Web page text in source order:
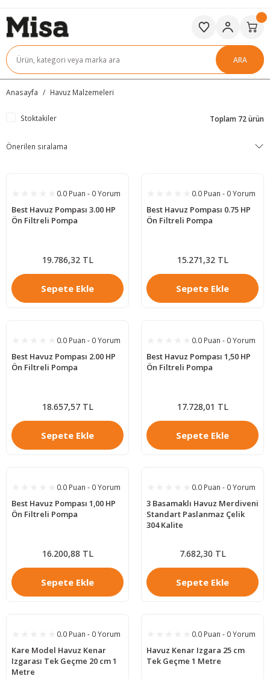
ARA
Anasayfa Havuz Malzemeleri
Stoktakiler Toplam 72 ürün
0.0 Puan - 0 Yorum
Best Havuz Pompası 3.00 HP
Ön Filtreli Pompa
19.786,32 TL
Sepete Ekle
0.0 Puan - 0 Yorum
Best Havuz Pompası 0.75 HP
Ön Filtreli Pompa
15.271,32 TL
Sepete Ekle
0.0 Puan - 0 Yorum
Best Havuz Pompası 2.00 HP
Ön Filtreli Pompa
18.657,57 TL
Sepete Ekle
0.0 Puan - 0 Yorum
Best Havuz Pompası 1,50 HP
Ön Filtreli Pompa
17.728,01 TL
Sepete Ekle
0.0 Puan - 0 Yorum
Best Havuz Pompası 1,00 HP
Ön Filtreli Pompa
16.200,88 TL
Sepete Ekle
0.0 Puan - 0 Yorum
3 Basamaklı Havuz Merdiveni
Standart Paslanmaz Çelik
304 Kalite
7.682,30 TL
Sepete Ekle
0.0 Puan - 0 Yorum
Kare Model Havuz Kenar
Izgarası Tek Geçme 20 cm 1
Metre
0.0 Puan - 0 Yorum
Havuz Kenar Izgara 25 cm
Tek Geçme 1 Metre